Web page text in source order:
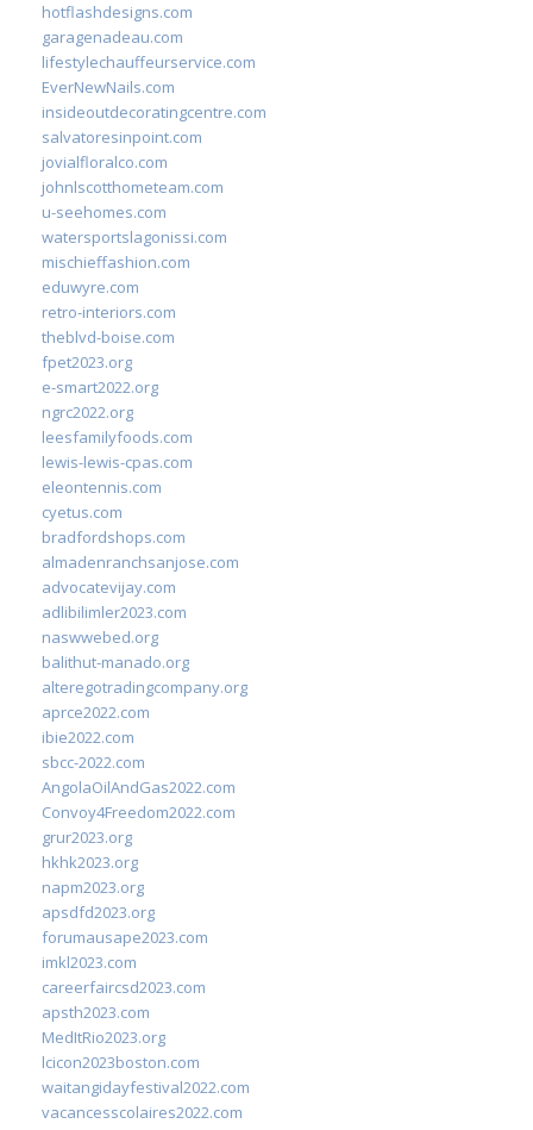
hotflashdesigns.com
garagenadeau.com
lifestylechauffeurservice.com
EverNewNails.com
insideoutdecoratingcentre.com
salvatoresinpoint.com
jovialfloralco.com
johnlscotthometeam.com
u-seehomes.com
watersportslagonissi.com
mischieffashion.com
eduwyre.com
retro-interiors.com
theblvd-boise.com
fpet2023.org
e-smart2022.org
ngrc2022.org
leesfamilyfoods.com
lewis-lewis-cpas.com
eleontennis.com
cyetus.com
bradfordshops.com
almadenranchsanjose.com
advocatevijay.com
adlibilimler2023.com
naswwebed.org
balithut-manado.org
alteregotradingcompany.org
aprce2022.com
ibie2022.com
sbcc-2022.com
AngolaOilAndGas2022.com
Convoy4Freedom2022.com
grur2023.org
hkhk2023.org
napm2023.org
apsdfd2023.org
forumausape2023.com
imkl2023.com
careerfaircsd2023.com
apsth2023.com
MedItRio2023.org
lcicon2023boston.com
waitangidayfestival2022.com
vacancesscolaires2022.com